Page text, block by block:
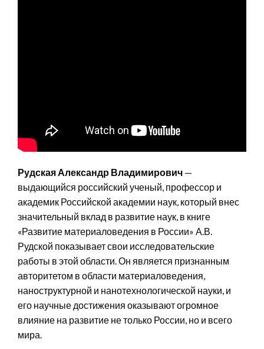
Рудская Александр Владимирович —
выдающийся российский ученый, профессор и
академик Российской академии наук, который внес
значительный вклад в развитие наук, в книге
«Развитие материаловедения в России» А.В.
Рудской показывает свои исследовательские
работы в этой области. Он является признанным
авторитетом в области материаловедения,
наноструктурной и нанотехнологической науки, и
его научные достижения оказывают огромное
влияние на развитие не только России, но и всего
мира.